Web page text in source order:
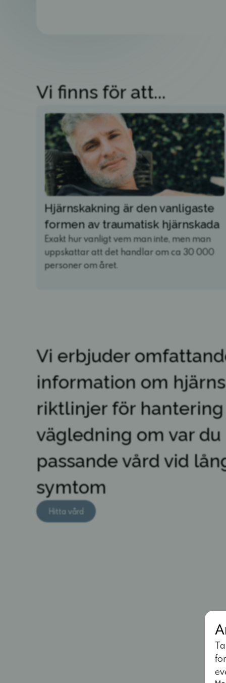
Vi finns för att...
Hjärnskakning är den vanligaste
formen av traumatisk hjärnskada
Exakt hur vanligt vem man inte, men man
uppskattar att det handlar om ca 30 000
personer om året.
Vi erbjuder
information om
riktlinjer för
vägledning om var
passande vård vid
symtom
Hitta vård